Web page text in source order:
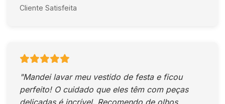
Cliente Satisfeita
"Mandei lavar meu vestido de festa e ficou
perfeito! O cuidado que eles têm com peças
delicadas é incrível. Recomendo de olhos